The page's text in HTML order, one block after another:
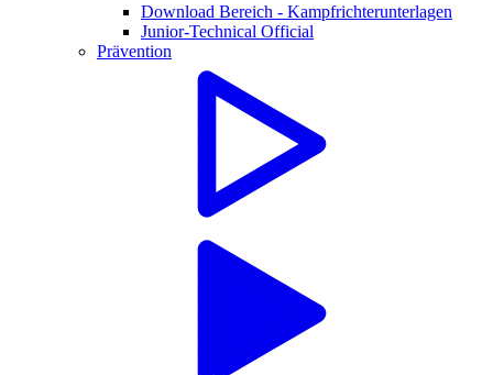
Download Bereich - Kampfrichterunterlagen
Junior-Technical Official
Prävention